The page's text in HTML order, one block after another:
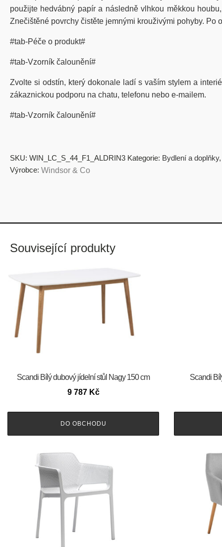
použijte hedvábný papír a následně vlhkou měkkou
Znečištěné povrchy čistěte jemnými krouživými pohyby.
#tab-Péče o produkt#
#tab-Vzorník čalounění#
Zvolte si odstín, který dokonale ladí s vaším stylem a
zákaznickou podporu na chatu, telefonu nebo e-mailem.
#tab-Vzorník čalounění#
SKU: WIN_LC_S_44_F1_ALDRIN3 Kategorie: Bydlení a doplňky
Výrobce: Windsor & Co
Související produkty
Scandi Bílý dubový jídelní stůl Nagy 150 cm
9 787 Kč
DO OBCHODU
Scandi